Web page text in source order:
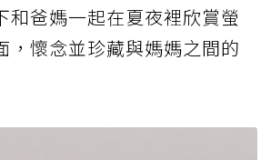
和爸媽一起在夏夜裡欣賞螢
，懷念並珍藏與媽媽之間的